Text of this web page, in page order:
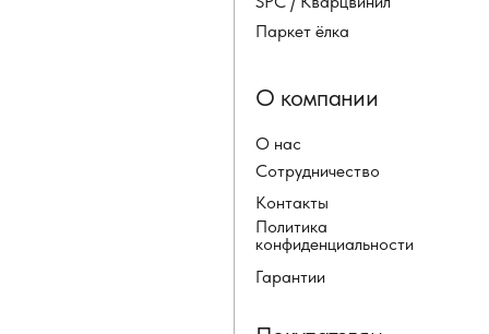
Паркет ёлка
О нас
Сотрудничество
Контакты
Политика
конфиденциальности
О компании
Гарантии